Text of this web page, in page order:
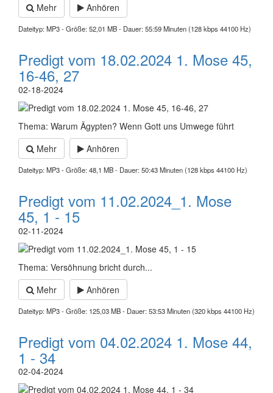
Mehr
Anhören
Dateityp: MP3 - Größe: 52,01 MB - Dauer: 55:59 Minuten (128 kbps 44100 Hz)
Predigt vom 18.02.2024 1. Mose 45,
16-46, 27
02-18-2024
Thema: Warum Ägypten? Wenn Gott uns Umwege führt
Mehr
Anhören
Dateityp: MP3 - Größe: 48,1 MB - Dauer: 50:43 Minuten (128 kbps 44100 Hz)
Predigt vom 11.02.2024_1. Mose
45, 1 - 15
02-11-2024
Thema: Versöhnung bricht durch...
Mehr
Anhören
Dateityp: MP3 - Größe: 125,03 MB - Dauer: 53:53 Minuten (320 kbps 44100 Hz)
Predigt vom 04.02.2024 1. Mose 44,
1 - 34
02-04-2024